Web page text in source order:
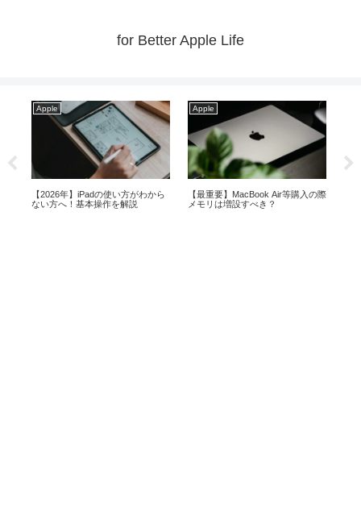
for Better Apple Life
Apple
【2026年】iPadの使い方がわから
ない方へ！基本操作を解説
Apple
【最重要】MacBook Air等購入の際
メモリは増設すべき？